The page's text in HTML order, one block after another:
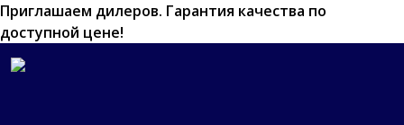
Приглашаем дилеров. Гарантия качества по
доступной цене!